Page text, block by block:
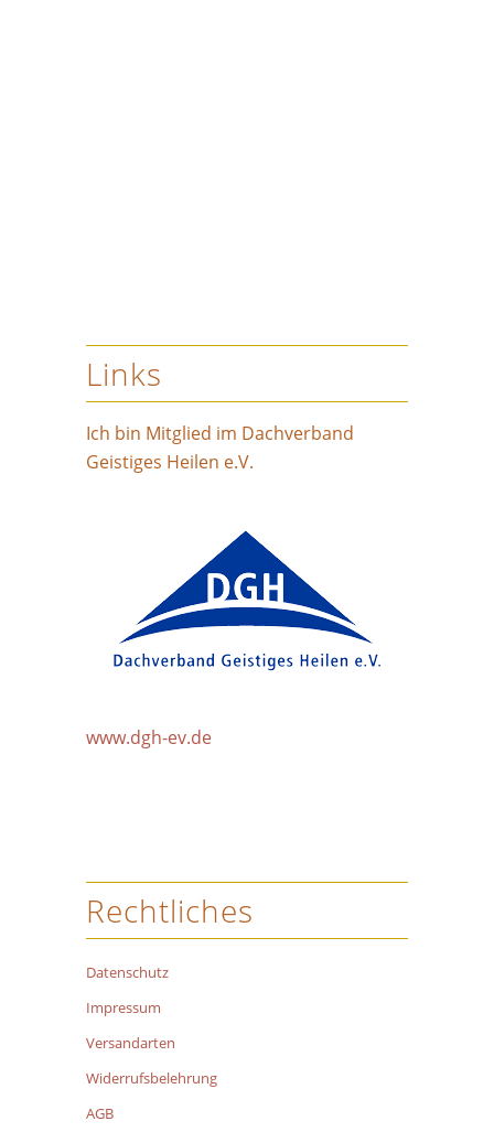
Links
Ich bin Mitglied im Dachverband
Geistiges Heilen e.V.
www.dgh-ev.de
Rechtliches
Datenschutz
Impressum
Versandarten
Widerrufsbelehrung
AGB